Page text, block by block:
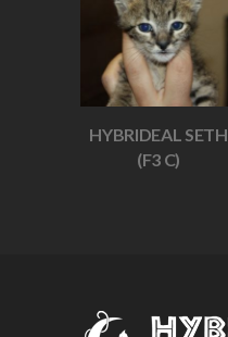
HYBRIDEAL SETH
(F3 C)